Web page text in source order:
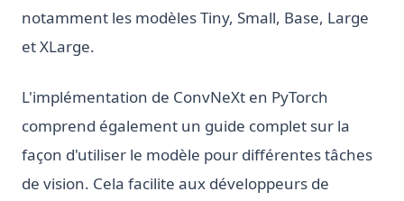
notamment les modèles Tiny, Small, Base, Large
et XLarge.
L'implémentation de ConvNeXt en PyTorch
comprend également un guide complet sur la
façon d'utiliser le modèle pour différentes tâches
de vision. Cela facilite aux développeurs de